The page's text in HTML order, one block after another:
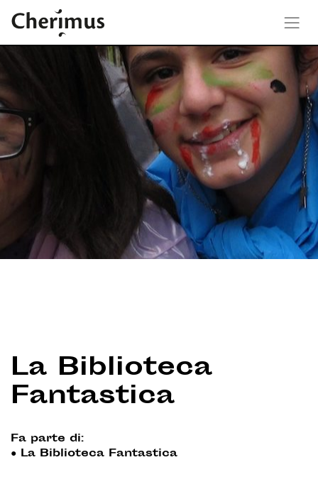
La Biblioteca
Fantastica
Fa parte di:
● La Biblioteca Fantastica